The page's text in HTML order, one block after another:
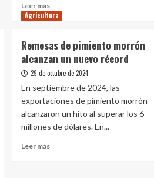
la
Leer más
más
firma
memorándum
de
que
permitirá
la
construcción
las
Agricultura
Remesas de pimiento morrón
alcanzan un nuevo récord
29 de octubre de 2024
En septiembre de 2024, las
exportaciones de pimiento morrón
alcanzaron un hito al superar los 6
millones de dólares. En...
Leer más